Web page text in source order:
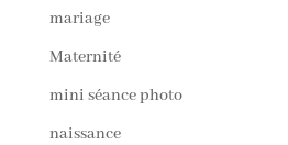
mariage
Maternité
mini séance photo
naissance